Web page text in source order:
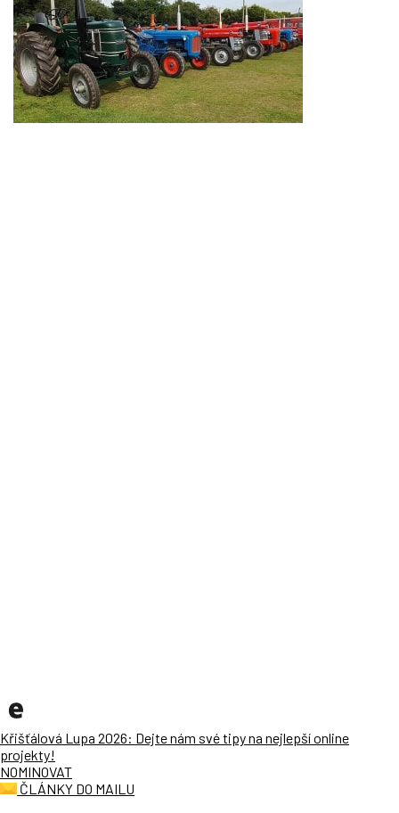
Křišťálová Lupa 2026: Dejte nám své tipy na nejlepší online
projekty!
NOMINOVAT
ČLÁNKY DO MAILU